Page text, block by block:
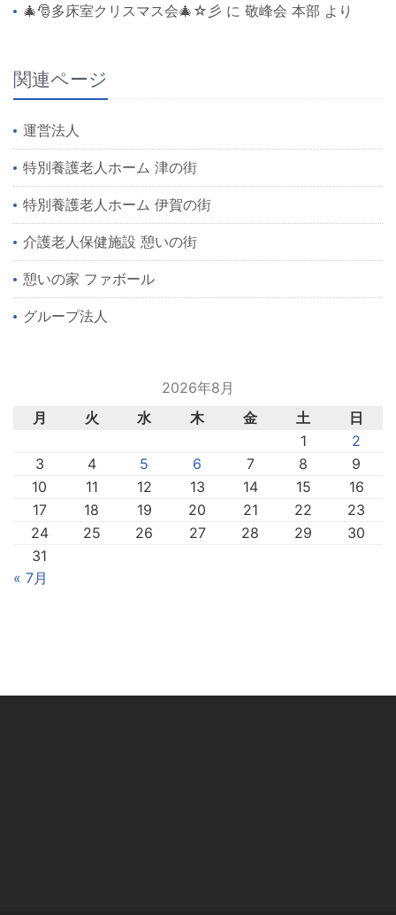
🎄🎅多床室クリスマス会🎄☆彡 に敬峰会 本部 より
関連ページ
運営法人
特別養護老人ホーム 津の街
特別養護老人ホーム 伊賀の街
介護老人保健施設 憩いの街
憩いの家 ファボール
グループ法人
2026年8月
月
火 水 木 金 土
日
1
2
3
4 5 6 7 8
9
10
11 12 13 14 15
16
17
18 19 20 21 22
23
24
25 26 27 28 29
30
31
« 7月